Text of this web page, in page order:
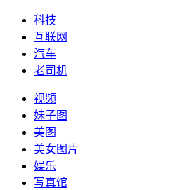
科技
互联网
汽车
老司机
视频
妹子图
美图
美女图片
娱乐
写真馆